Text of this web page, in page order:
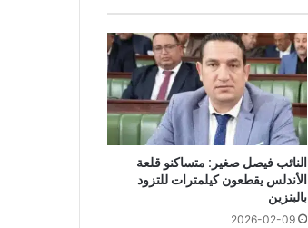
النائب فيصل صغير: متساكنو قلعة
الأندلس يقطعون كيلمترات للتزود
بالبنزين
2026-02-09